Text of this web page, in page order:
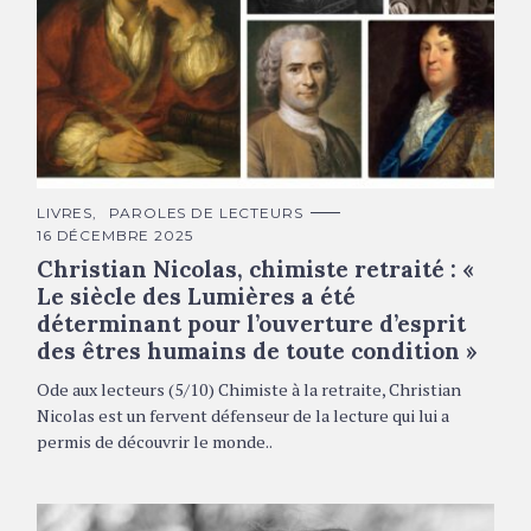
Autoportrait de Christian Nicolas à travers les grands
auteurs de sa vie © RMN Photo - Gallica - France TV
C
T
É
G
O
R
I
E
S
LIVRES
PAROLES DE LECTEURS
16 DÉCEMBRE 2025
Christian Nicolas, chimiste retraité : «
Le siècle des Lumières a été
déterminant pour l’ouverture d’esprit
des êtres humains de toute condition »
Ode aux lecteurs (5/10) Chimiste à la retraite, Christian
Nicolas est un fervent défenseur de la lecture qui lui a
permis de découvrir le monde..